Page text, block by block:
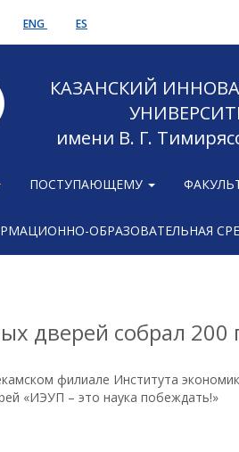
ENG ES
КАЗАНСКИЙ
имени В. Г.
ПОСТУПАЮЩЕМУ
ОБРАЗОВАТЕЛЬНАЯ
дверей собрал 200
филиале Института
«ИЭУП – это наука побеждать!»